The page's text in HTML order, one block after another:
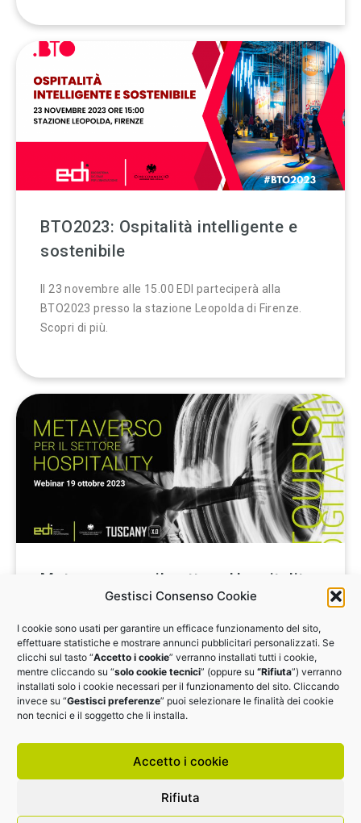
Gestisci Consenso Cookie
I cookie sono usati per garantire un efficace funzionamento del sito,
effettuare statistiche e mostrare annunci pubblicitari personalizzati. Se
clicchi sul tasto “Accetto i cookie” verranno installati tutti i cookie,
mentre cliccando su “solo cookie tecnici” (oppure su “Rifiuta”) verranno
installati solo i cookie necessari per il funzionamento del sito. Cliccando
invece su “Gestisci preferenze” puoi selezionare le finalità dei cookie
non tecnici e il soggetto che li installa.
Accetto i cookie
Rifiuta
BTO2023: Ospitalità intelligente e
sostenibile
Il 23 novembre alle 15.00 EDI parteciperà alla
BTO2023 presso la stazione Leopolda di Firenze.
Scopri di più.
Metaverso per il settore Hospitality
alberghiero deve avere per operare con il
metaverso? Webinar il 19 ottobre
VAI AI MATERIALI